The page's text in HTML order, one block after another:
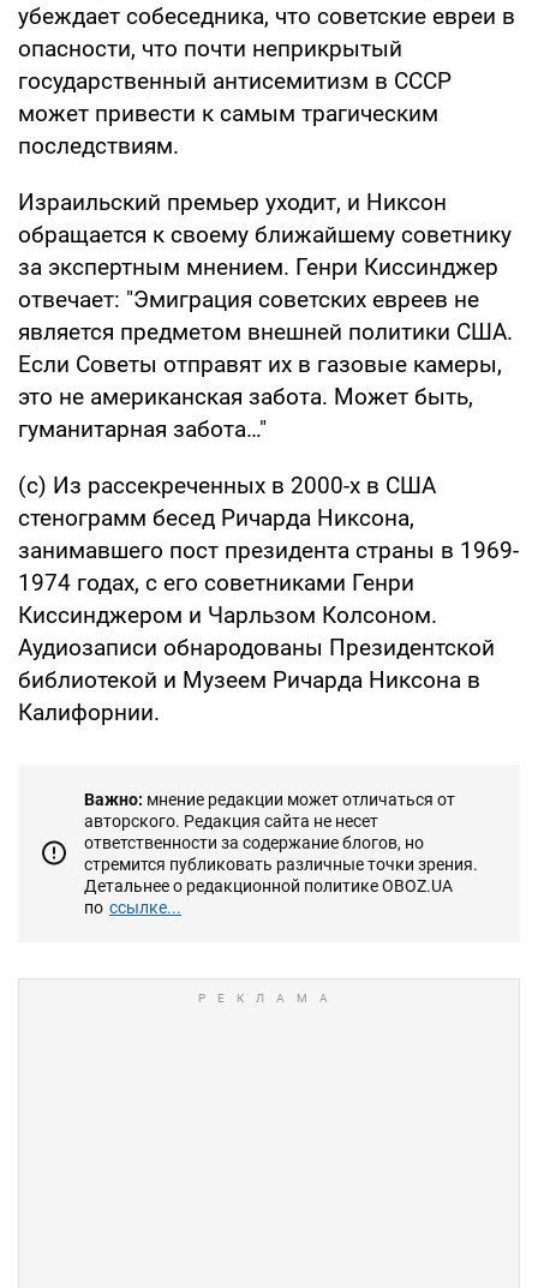
убеждает собеседника, что советские евреи в
опасности, что почти неприкрытый
государственный антисемитизм в СССР
может привести к самым трагическим
последствиям.
Израильский премьер уходит, и Никсон
обращается к своему ближайшему советнику
за экспертным мнением. Генри Киссинджер
отвечает: "Эмиграция советских евреев не
является предметом внешней политики США.
Если Советы отправят их в газовые камеры,
это не американская забота. Может быть,
гуманитарная забота…"
(с) Из рассекреченных в 2000-х в США
стенограмм бесед Ричарда Никсона,
занимавшего пост президента страны в 1969-
1974 годах, с его советниками Генри
Киссинджером и Чарльзом Колсоном.
Аудиозаписи обнародованы Президентской
библиотекой и Музеем Ричарда Никсона в
Калифорнии.
Важно: мнение редакции может отличаться от
авторского. Редакция сайта не несет
ответственности за содержание блогов, но
стремится публиковать различные точки зрения.
Детальнее о редакционной политике OBOZ.UA
по ссылке...